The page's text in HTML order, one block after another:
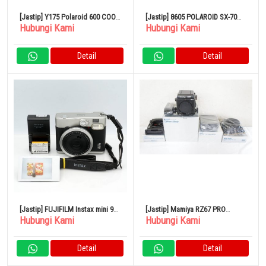
[Jastip] Y175 Polaroid 600 COOL
CAM Kuning Hitam
Hubungi Kami
Detail
[Jastip] 8605 POLAROID SX-70
LAND CAMERA SONAR
Hubungi Kami
Detail
[Jastip] FUJIFILM Instax mini 90
Neo Classic Black Kamera Film
Hubungi Kami
Detail
[Jastip] Mamiya RZ67 PRO
Kamera Film Format Medium
Hubungi Kami
Detail